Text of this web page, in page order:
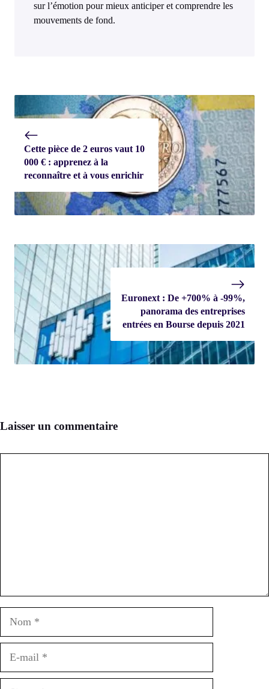
sur l’émotion pour mieux anticiper et comprendre les
mouvements de fond.
Cette pièce de 2 euros vaut 10
000 € : apprenez à la
reconnaître et à vous enrichir
Euronext : De +700% à -99%,
panorama des entreprises
entrées en Bourse depuis 2021
Laisser un commentaire